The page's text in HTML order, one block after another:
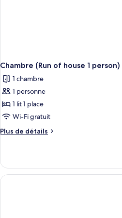
Chambre (Run of house 1 person)
1 chambre
1 personne
1 lit 1 place
Wi-Fi gratuit
Plus de détails
Plus
le
type
de